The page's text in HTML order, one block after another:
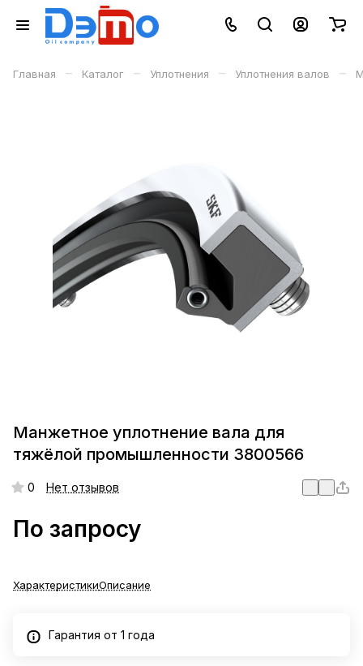
Главная – Каталог – Уплотнения – Уплотнения валов –
Манжетное уплотнение вала для
тяжёлой промышленности 3800566
0 Нет отзывов
По запросу
ХарактеристикиОписание
Гарантия от 1 года